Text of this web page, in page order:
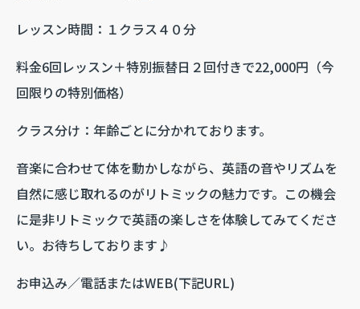
レッスン時間：１クラス４０分
料金6回レッスン＋特別振替日２回付きで22,000円（今
回限りの特別価格）
クラス分け：年齢ごとに分かれております。
音楽に合わせて体を動かしながら、英語の音やリズムを
自然に感じ取れるのがリトミックの魅力です。この機会
に是非リトミックで英語の楽しさを体験してみてくださ
い。お待ちしております♪
お申込み／電話またはWEB(下記URL)